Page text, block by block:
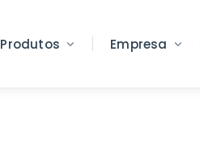
Produtos Empresa